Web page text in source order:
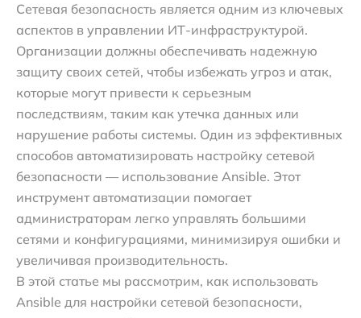
Сетевая безопасность является одним из ключевых
аспектов в управлении ИТ-инфраструктурой.
Организации должны обеспечивать надежную
защиту своих сетей, чтобы избежать угроз и атак,
которые могут привести к серьезным
последствиям, таким как утечка данных или
нарушение работы системы. Один из эффективных
способов автоматизировать настройку сетевой
безопасности — использование Ansible. Этот
инструмент автоматизации помогает
администраторам легко управлять большими
сетями и конфигурациями, минимизируя ошибки и
увеличивая производительность.
В этой статье мы рассмотрим, как использовать
Ansible для настройки сетевой безопасности,